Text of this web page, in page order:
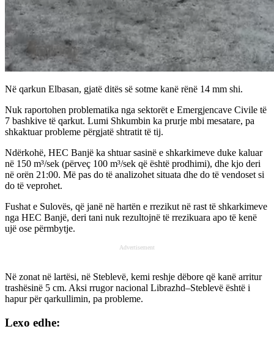
Në qarkun Elbasan, gjatë ditës së sotme kanë rënë 14 mm shi.
Nuk raportohen problematika nga sektorët e Emergjencave Civile të
7 bashkive të qarkut. Lumi Shkumbin ka prurje mbi mesatare, pa
shkaktuar probleme përgjatë shtratit të tij.
Ndërkohë, HEC Banjë ka shtuar sasinë e shkarkimeve duke kaluar
në 150 m³/sek (përveç 100 m³/sek që është prodhimi), dhe kjo deri
në orën 21:00. Më pas do të analizohet situata dhe do të vendoset si
do të veprohet.
Fushat e Sulovës, që janë në hartën e rrezikut në rast të shkarkimeve
nga HEC Banjë, deri tani nuk rezultojnë të rrezikuara apo të kenë
ujë ose përmbytje.
Advertisement
Në zonat në lartësi, në Steblevë, kemi reshje dëbore që kanë arritur
trashësinë 5 cm. Aksi rrugor nacional Librazhd–Steblevë është i
hapur për qarkullimin, pa probleme.
Lexo edhe: